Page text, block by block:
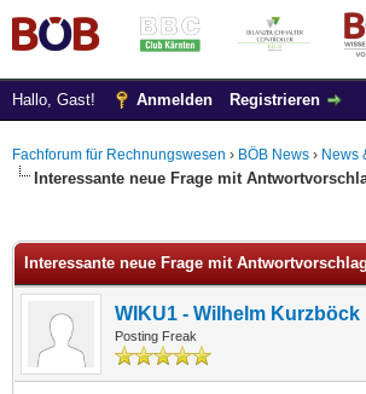
Hallo, Gast! Anmelden Registrieren
Fachforum für Rechnungswesen › BÖB News › News
Interessante neue Frage mit
Interessante neue Frage mit
WIKU1 - Wilhelm Kurzböck
Posting Freak